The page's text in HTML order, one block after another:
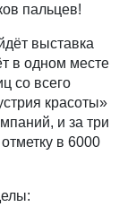
пальцев!
выставка
в одном месте
со всего
красоты»
и за три
в 6000